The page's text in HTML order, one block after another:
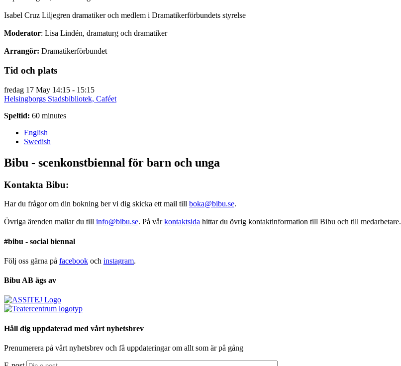
Isabel Cruz Liljegren dramatiker och medlem i Dramatikerförbundets styrelse
Moderator: Lisa Lindén, dramaturg och dramatiker
Arrangör: Dramatikerförbundet
Tid och plats
fredag 17 May 14:15 - 15:15
Helsingborgs Stadsbibliotek, Caféet
Speltid: 60 minutes
English
Swedish
Bibu - scenkonstbiennal för barn och unga
Kontakta Bibu:
Har du frågor om din bokning ber vi dig skicka ett mail till boka@bibu.se.
Övriga ärenden mailar du till info@bibu.se. På vårkontaktsida hittar du övrig kontaktinformation till Bibu och till medarbetare.
#bibu - social biennal
Följ oss gärna på facebook och instagram.
Bibu AB ägs av
Håll dig uppdaterad med vårt nyhetsbrev
Prenumerera på vårt nyhetsbrev och få uppdateringar om allt som är på gång